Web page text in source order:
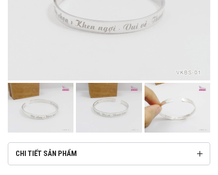
CHI TIẾT SẢN PHẨM